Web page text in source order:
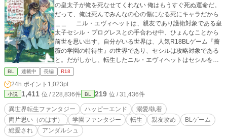
の皇太子が俺を死なせてくれない 俺はもうすぐ死ぬ運命だ。
だって、俺は死んでみんなの心の傷になる死にキャラだから
＿＿ ニル・エヴィヘットは、親友であり護衛対象である皇
太子セシル・プログレスとの手合わせ中、ひょんなことから
前世を思い出す。自分がいる世界は、人気R18BLゲーム『薔
薇の学園の特待生』の世界であり、セシルは攻略対象である
と。だがしかし、転生したニル・エヴィヘットはセシルを守
って死ぬ運命をたどる、番外ストーリーのキャラ。 記憶を思
い出したのが、自分が死ぬかもしれない一か月前。どうに
か、セシルも自分も生き残りたい。そう思い行動するのだ
が、どうもうまくいかないニル。 また、親友であるセシルは
前世の推しであり、淡い恋心も抱いてしまう。対してセシル
はニルのことを”親友”だと断言する。 そうしているうちに、
運命の日を迎え襲撃にある二人。ニルは物語通りセシルを庇
って致命傷を負う。 「……よかった、君が、無事で」 そうし
BL 連載中 長編 R18
24h.ポイント 1,023pt
小説 1,411 位 / 228,836件 BL 219 位 / 31,436件
異世界転生ファンタジー ハッピーエンド
溺愛/執着
両片思い（のはず）
学園ファンタジー 転生 親友攻め
BLゲーム
総愛され
アンダルシュ